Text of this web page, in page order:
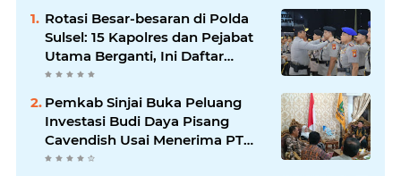
Rotasi Besar-besaran di Polda
Sulsel: 15 Kapolres dan Pejabat
Utama Berganti, Ini Daftar
Lengkapnya
Pemkab Sinjai Buka Peluang
Investasi Budi Daya Pisang
Cavendish Usai Menerima PT
GGF